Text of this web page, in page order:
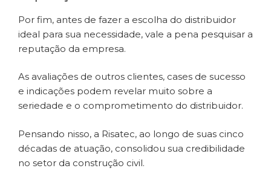
Por fim, antes de fazer a escolha do distribuidor
ideal para sua necessidade, vale a pena pesquisar a
reputação da empresa.
As avaliações de outros clientes, cases de sucesso
e indicações podem revelar muito sobre a
seriedade e o comprometimento do distribuidor.
Pensando nisso, a Risatec, ao longo de suas cinco
décadas de atuação, consolidou sua credibilidade
no setor da construção civil.